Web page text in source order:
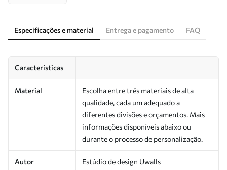
Especificações e material Entrega e pagamento FAQ
Características
Material
Escolha entre três materiais de alta
qualidade, cada um adequado a
diferentes divisões e orçamentos. Mais
informações disponíveis abaixo ou
durante o processo de personalização.
Autor Estúdio de design Uwalls